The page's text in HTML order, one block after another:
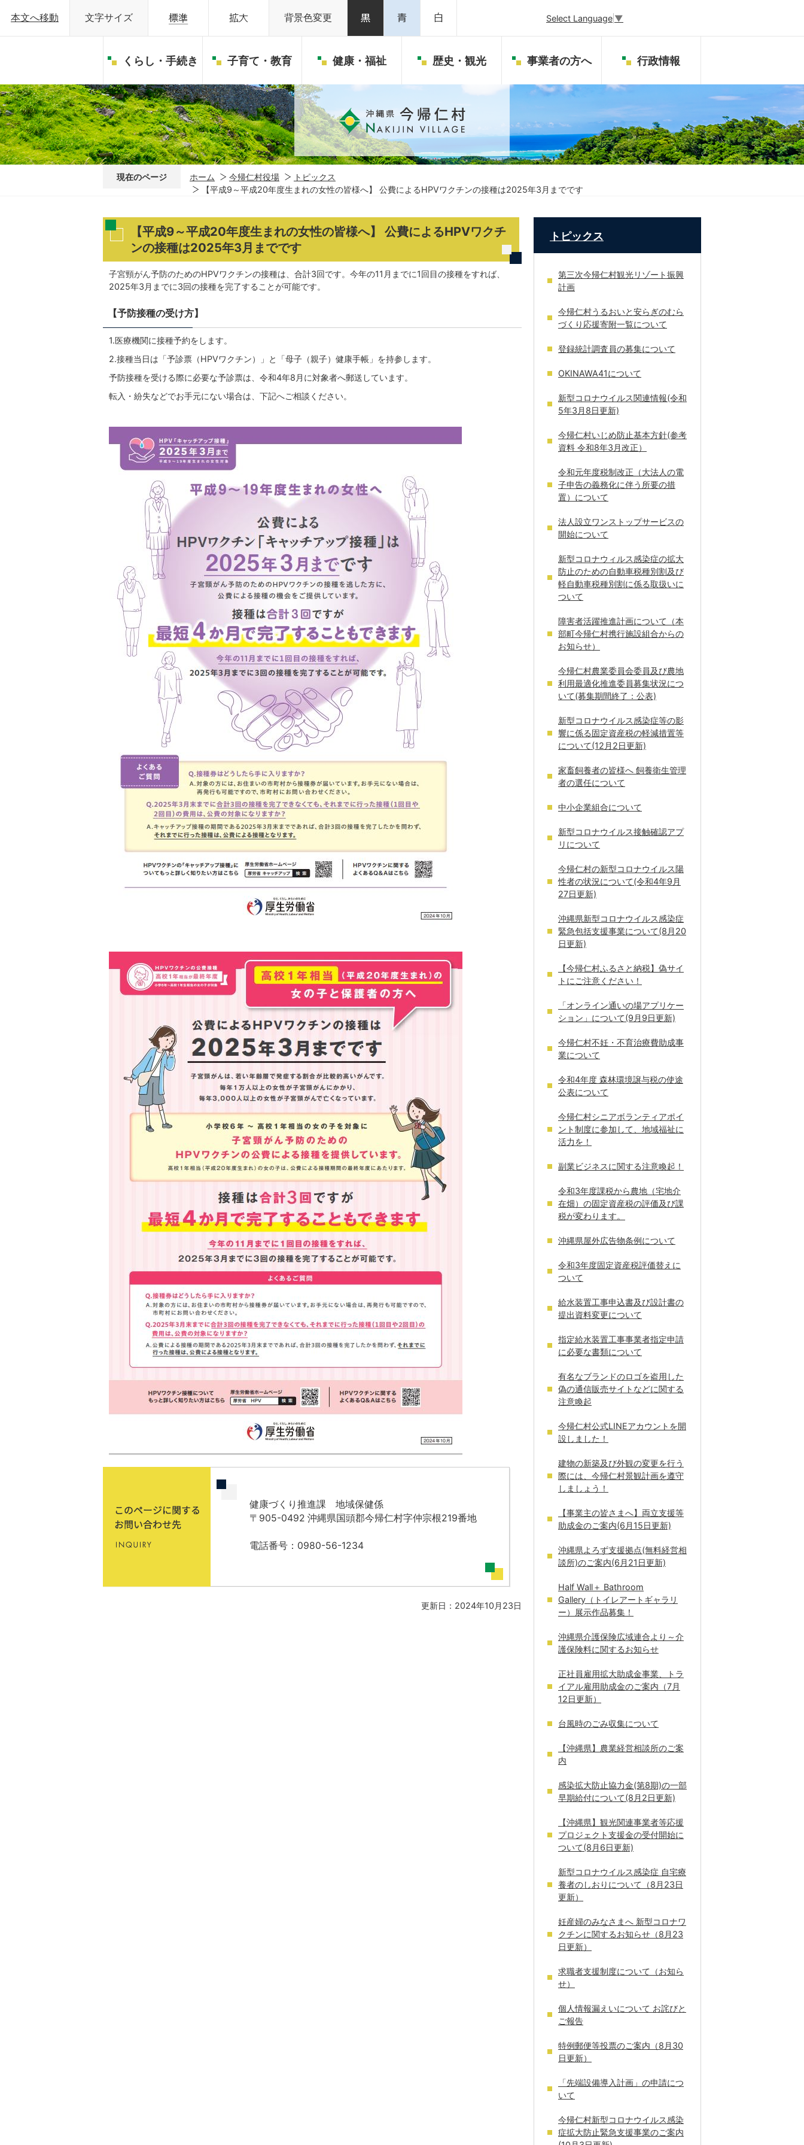
本文へ移動 文字サイズ 背景色変更 Select Language ▼
くらし・手続き 子育て・教育 健康・福祉 歴史・観光 事業者の方へ 行政情報
現在のページ ホーム 今帰仁村役場
トピックス
【平成9～平成20年度生まれの女性の皆様へ】 公費によるHPVワクチンの接種は2025年3月までです
【平成9～平成20年度生まれの女性の皆様へ】 公費によるHPVワクチ
ンの接種は2025年3月までです
子宮頸がん予防のためのHPVワクチンの接種は、合計3回です。今年の11月までに1回目の接種をすれば、
2025年3月までに3回の接種を完了することが可能です。
【予防接種の受け方】
1.医療機関に接種予約をします。
2.接種当日は「予診票（HPVワクチン）」と「母子（親子）健康手帳」を持参します。
予防接種を受ける際に必要な予診票は、令和4年8月に対象者へ郵送しています。
転入・紛失などでお手元にない場合は、下記へご相談ください。
健康づくり推進課 地域保健係
〒905-0492 沖縄県国頭郡今帰仁村字仲宗根219番地
電話番号：0980-56-1234
更新日：2024年10月23日
トピックス
第三次今帰仁村観光リゾート振興
計画
今帰仁村うるおいと安らぎのむら
づくり応援寄附一覧について
登録統計調査員の募集について
OKINAWA41について
新型コロナウイルス関連情報(令和
5年3月8日更新)
今帰仁村いじめ防止基本方針(参考
資料 令和8年3月改正）
令和元年度税制改正（大法人の電
子申告の義務化に伴う所要の措
置）について
法人設立ワンストップサービスの
開始について
新型コロナウィルス感染症の拡大
防止のための自動車税種別割及び
軽自動車税種別割に係る取扱いに
ついて
障害者活躍推進計画について（本
部町今帰仁村携行施設組合からの
お知らせ）
今帰仁村農業委員会委員及び農地
利用最適化推進委員募集状況につ
いて(募集期間終了：公表)
新型コロナウイルス感染症等の影
響に係る固定資産税の軽減措置等
について(12月2日更新)
家畜飼養者の皆様へ 飼養衛生管理
者の選任について
中小企業組合について
新型コロナウイルス接触確認アプ
リについて
今帰仁村の新型コロナウイルス陽
性者の状況について(令和4年9月
27日更新)
沖縄県新型コロナウイルス感染症
緊急包括支援事業について(8月20
日更新)
【今帰仁村ふるさと納税】偽サイ
トにご注意ください！
「オンライン通いの場アプリケー
ション」について(9月9日更新)
今帰仁村不妊・不育治療費助成事
業について
令和4年度 森林環境譲与税の使途
公表について
今帰仁村シニアボランティアポイ
ント制度に参加して、地域福祉に
活力を！
副業ビジネスに関する注意喚起！
令和3年度課税から農地（宅地介
在畑）の固定資産税の評価及び課
税が変わります。
沖縄県屋外広告物条例について
令和3年度固定資産税評価替えに
ついて
給水装置工事申込書及び設計書の
提出資料変更について
指定給水装置工事事業者指定申請
に必要な書類について
有名なブランドのロゴを盗用した
偽の通信販売サイトなどに関する
注意喚起
今帰仁村公式LINEアカウントを開
設しました！
建物の新築及び外観の変更を行う
際には、今帰仁村景観計画を遵守
しましょう！
【事業主の皆さまへ】両立支援等
助成金のご案内(6月15日更新)
沖縄県よろず支援拠点(無料経営相
談所)のご案内(6月21日更新)
Half Wall＋ Bathroom
Gallery（トイレアートギャラリ
ー）展示作品募集！
沖縄県介護保険広域連合より～介
護保険料に関するお知らせ
正社員雇用拡大助成金事業、トラ
イアル雇用助成金のご案内（7月
12日更新）
台風時のごみ収集について
【沖縄県】農業経営相談所のご案
内
感染拡大防止協力金(第8期)の一部
早期給付について(8月2日更新)
【沖縄県】観光関連事業者等応援
プロジェクト支援金の受付開始に
ついて(8月6日更新)
新型コロナウイルス感染症 自宅療
養者のしおりについて（8月23日
更新）
妊産婦のみなさまへ 新型コロナワ
クチンに関するお知らせ（8月23
日更新）
求職者支援制度について（お知ら
せ）
個人情報漏えいについて お詫びと
ご報告
特例郵便等投票のご案内（8月30
日更新）
「先端設備導入計画」の申請につ
いて
今帰仁村新型コロナウイルス感染
症拡大防止緊急支援事業のご案内